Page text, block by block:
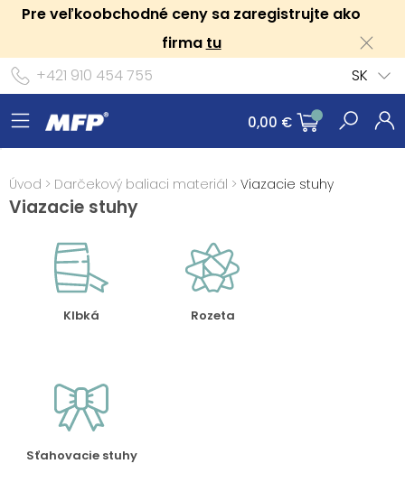
Pre veľkoobchodné ceny sa zaregistrujte ako
firma tu
+421 910 454 755
SK
0,00 €
Úvod > Darčekový baliaci materiál > Viazacie stuhy
Viazacie stuhy
Klbká Rozeta
Sťahovacie stuhy